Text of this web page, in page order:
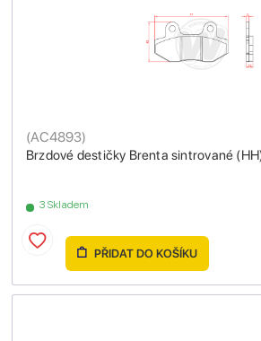
Brzdové destičky Brenta sintrované
(AC4893)
3 Skladem
PŘIDAT DO KOŠÍKU